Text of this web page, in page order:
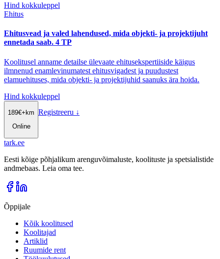
Hind kokkuleppel
Ehitus
Ehitusvead ja valed lahendused, mida objekti- ja projektijuht
ennetada saab. 4 TP
Koolitusel anname detailse ülevaate ehitusekspertiiside käigus
ilmnenud enamlevinumatest ehitusvigadest ja puudustest
elamuehituses, mida objekti- ja projektijuhid saanuks ära hoida.
Hind kokkuleppel
189€+km
Online
Registreeru ↓
tark.ee
Eesti kõige põhjalikum arenguvõimaluste, koolituste ja spetsialistide
andmebaas. Leia oma tee.
Õppijale
Kõik koolitused
Koolitajad
Artiklid
Ruumide rent